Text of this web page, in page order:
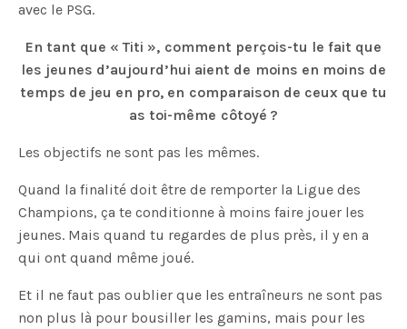
avec le PSG.
En tant que « Titi », comment perçois-tu le fait que
les jeunes d’aujourd’hui aient de moins en moins de
temps de jeu en pro, en comparaison de ceux que tu
as toi-même côtoyé ?
Les objectifs ne sont pas les mêmes.
Quand la finalité doit être de remporter la Ligue des
Champions, ça te conditionne à moins faire jouer les
jeunes. Mais quand tu regardes de plus près, il y en a
qui ont quand même joué.
Et il ne faut pas oublier que les entraîneurs ne sont pas
non plus là pour bousiller les gamins, mais pour les